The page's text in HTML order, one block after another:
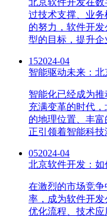
过技术支撑、业
的努力，软件开
型的目标，提升企
152024-04
智能驱动未来：北
智能化已经成为
充满变革的时代
的地理位置、丰富
正引领着智能科技
052024-04
北京软件开发：如
在激烈的市场竞
率，成为软件开
优化流程、技术